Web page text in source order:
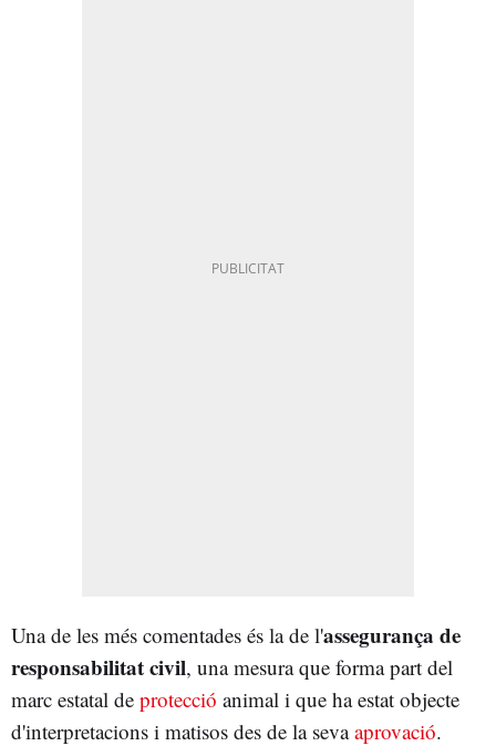
Una de les més comentades és la de l'assegurança de
responsabilitat civil, una mesura que forma part del
marc estatal de protecció animal i que ha estat objecte
d'interpretacions i matisos des de la sevaaprovació.